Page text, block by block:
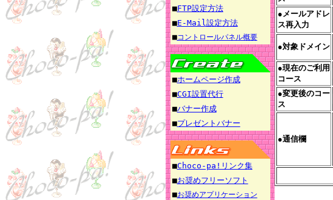
■FTP設定方法
■E-Mail設定方法
■コントロールパネル概要
■ホームページ作成
■CGI設置代行
■バナー作成
■プレゼントバナー
■Choco-pa!リンク集
■お奨めフリーソフト
■お奨めアプリケーション
●メールアドレ
ス再入力
●対象ドメイン
●現在のご利用
コース
●変更後のコー
ス
●通信欄